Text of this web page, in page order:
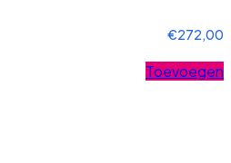
€272,00
Toevoegen